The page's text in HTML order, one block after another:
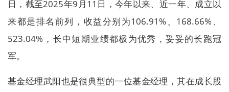
日，截至2025年9月11日，今年以来、近一年、成立以
来都是排名前列，收益分别为106.91%、168.66%、
523.04%，长中短期业绩都极为优秀，妥妥的长跑冠
军。
基金经理武阳也是很典型的一位基金经理，其在成长股